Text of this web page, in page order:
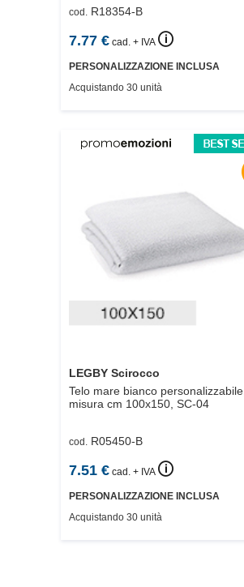
cod. R18354-B
7.77 € cad. + IVA 🛈
PERSONALIZZAZIONE INCLUSA
Acquistando 30 unità
LEGBY Scirocco
Telo mare bianco personalizzabile,
misura cm 100x150, SC-04
cod. R05450-B
7.51 € cad. + IVA 🛈
PERSONALIZZAZIONE INCLUSA
Acquistando 30 unità